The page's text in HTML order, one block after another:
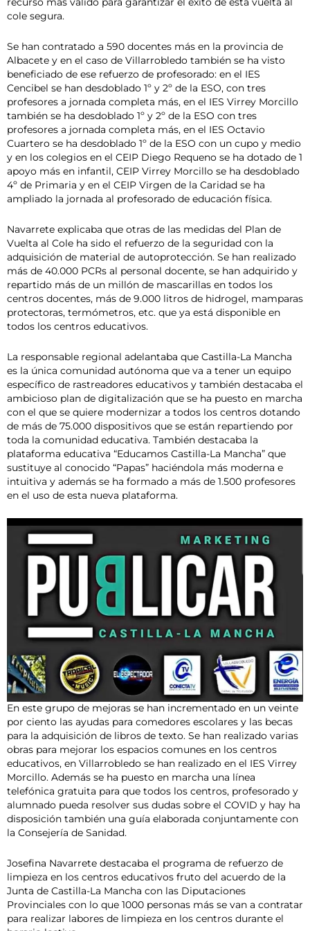
cole segura.
Se han contratado a 590 docentes más en la provincia de
Albacete y en el caso de Villarrobledo también se ha visto
beneficiado de ese refuerzo de profesorado: en el IES
Cencibel se han desdoblado 1º y 2º de la ESO, con tres
profesores a jornada completa más, en el IES Virrey Morcillo
también se ha desdoblado 1º y 2º de la ESO con tres
profesores a jornada completa más, en el IES Octavio
Cuartero se ha desdoblado 1º de la ESO con un cupo y medio
y en los colegios en el CEIP Diego Requeno se ha dotado de 1
apoyo más en infantil, CEIP Virrey Morcillo se ha desdoblado
4º de Primaria y en el CEIP Virgen de la Caridad se ha
ampliado la jornada al profesorado de educación física.
Navarrete explicaba que otras de las medidas del Plan de
Vuelta al Cole ha sido el refuerzo de la seguridad con la
adquisición de material de autoprotección. Se han realizado
más de 40.000 PCRs al personal docente, se han adquirido y
repartido más de un millón de mascarillas en todos los
centros docentes, más de 9.000 litros de hidrogel, mamparas
protectoras, termómetros, etc. que ya está disponible en
todos los centros educativos.
La responsable regional adelantaba que Castilla-La Mancha
es la única comunidad autónoma que va a tener un equipo
específico de rastreadores educativos y también destacaba el
ambicioso plan de digitalización que se ha puesto en marcha
con el que se quiere modernizar a todos los centros dotando
de más de 75.000 dispositivos que se están repartiendo por
toda la comunidad educativa. También destacaba la
plataforma educativa “Educamos Castilla-La Mancha” que
sustituye al conocido “Papas” haciéndola más moderna e
intuitiva y además se ha formado a más de 1.500 profesores
en el uso de esta nueva plataforma.
En este grupo de mejoras se han incrementado en un veinte
por ciento las ayudas para comedores escolares y las becas
para la adquisición de libros de texto. Se han realizado varias
obras para mejorar los espacios comunes en los centros
educativos, en Villarrobledo se han realizado en el IES Virrey
Morcillo. Además se ha puesto en marcha una línea
telefónica gratuita para que todos los centros, profesorado y
alumnado pueda resolver sus dudas sobre el COVID y hay ha
disposición también una guía elaborada conjuntamente con
la Consejería de Sanidad.
Josefina Navarrete destacaba el programa de refuerzo de
limpieza en los centros educativos fruto del acuerdo de la
Junta de Castilla-La Mancha con las Diputaciones
Provinciales con lo que 1000 personas más se van a contratar
para realizar labores de limpieza en los centros durante el